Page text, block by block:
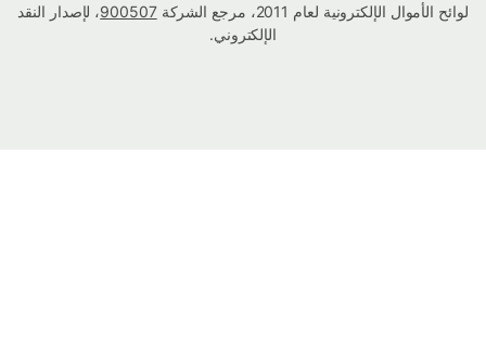
لوائح الأموال الإلكترونية لعام 2011، مرجع الشركة
900507، لإصدار النقد
الإلكتروني.